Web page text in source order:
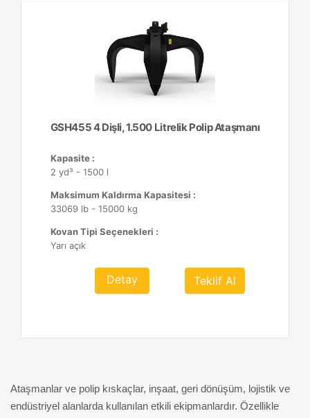
GSH455 4 Dişli, 1.500 Litrelik Polip Ataşmanı
Kapasite :
2 yd³ - 1500 l
Maksimum Kaldırma Kapasitesi :
33069 lb - 15000 kg
Kovan Tipi Seçenekleri :
Yarı açık
Detay Teklif Al
Ataşmanlar ve polip kıskaçlar, inşaat, geri dönüşüm, lojistik ve
endüstriyel alanlarda kullanılan etkili ekipmanlardır. Özellikle